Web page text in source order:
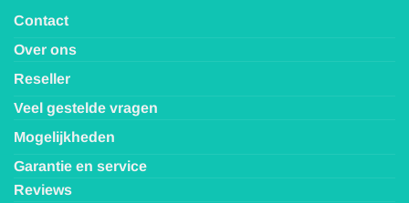
Contact
Over ons
Reseller
Veel gestelde vragen
Mogelijkheden
Garantie en service
Reviews